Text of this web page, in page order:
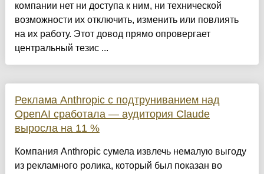
компании нет ни доступа к ним, ни технической
возможности их отключить, изменить или повлиять
на их работу. Этот довод прямо опровергает
центральный тезис ...
Реклама Anthropic с подтруниванием над
OpenAI сработала — аудитория Claude
выросла на 11 %
Компания Anthropic сумела извлечь немалую выгоду
из рекламного ролика, который был показан во